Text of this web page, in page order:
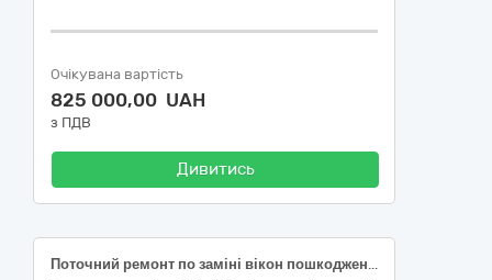
Очікувана вартість
825 000,00 UAH
з ПДВ
Дивитись
Поточний ремонт по заміні вікон пошкоджених внаслідок військових дій в Лабораторному корпусі № 2 Інституту органічної хімії НАН України за адресою: м. Київ, вул. Академіка Кухаря, 5